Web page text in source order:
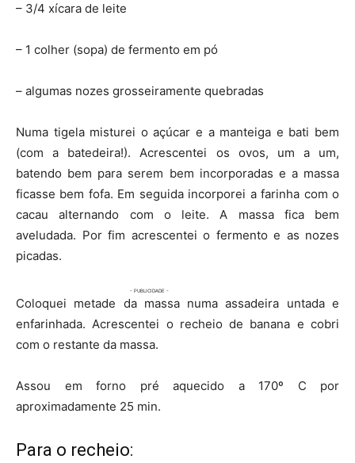
– 3/4 xícara de leite
– 1 colher (sopa) de fermento em pó
– algumas nozes grosseiramente quebradas
Numa tigela misturei o açúcar e a manteiga e bati bem
(com a batedeira!). Acrescentei os ovos, um a um,
batendo bem para serem bem incorporadas e a massa
ficasse bem fofa. Em seguida incorporei a farinha com o
cacau alternando com o leite. A massa fica bem
aveludada. Por fim acrescentei o fermento e as nozes
picadas.
Coloquei metade da massa numa assadeira untada e
enfarinhada. Acrescentei o recheio de banana e cobri
com o restante da massa.
Assou em forno pré aquecido a 170º C por
aproximadamente 25 min.
Para o recheio: